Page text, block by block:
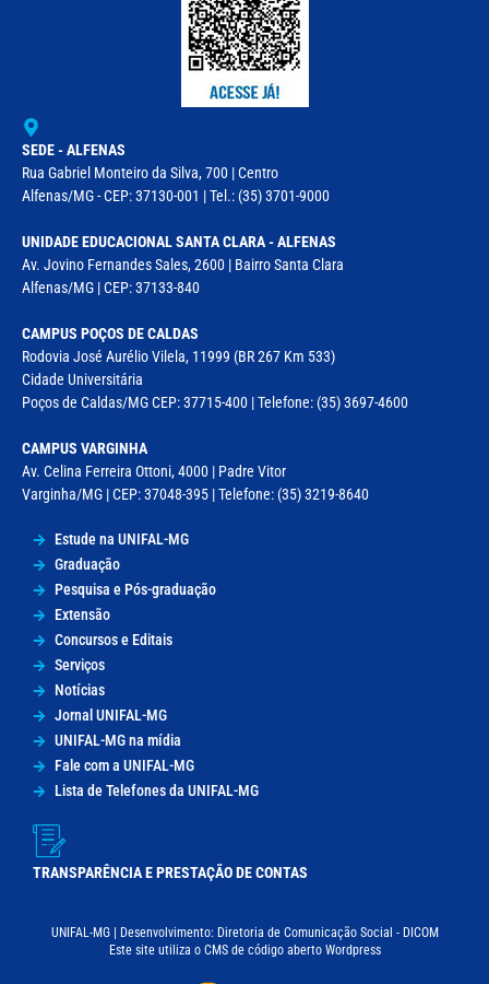
SEDE - ALFENAS
Rua Gabriel Monteiro da Silva, 700 | Centro
Alfenas/MG - CEP: 37130-001 | Tel.: (35) 3701-9000
UNIDADE EDUCACIONAL SANTA CLARA - ALFENAS
Av. Jovino Fernandes Sales, 2600 | Bairro Santa Clara
Alfenas/MG | CEP: 37133-840
CAMPUS POÇOS DE CALDAS
Rodovia José Aurélio Vilela, 11999 (BR 267 Km 533)
Cidade Universitária
Poços de Caldas/MG CEP: 37715-400 | Telefone: (35) 3697-4600
CAMPUS VARGINHA
Av. Celina Ferreira Ottoni, 4000 | Padre Vitor
Varginha/MG | CEP: 37048-395 | Telefone: (35) 3219-8640
Estude na UNIFAL-MG
Graduação
Pesquisa e Pós-graduação
Extensão
Concursos e Editais
Serviços
Notícias
Jornal UNIFAL-MG
UNIFAL-MG na mídia
Fale com a UNIFAL-MG
Lista de Telefones da UNIFAL-MG
TRANSPARÊNCIA E PRESTAÇÃO DE CONTAS
UNIFAL-MG | Desenvolvimento: Diretoria de Comunicação Social - DICOM
Este site utiliza o CMS de código aberto Wordpress